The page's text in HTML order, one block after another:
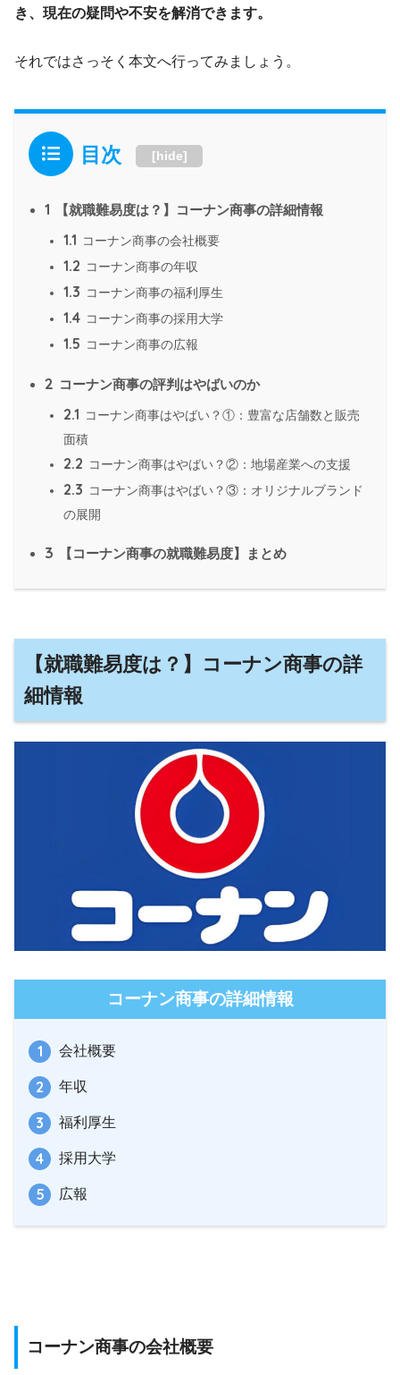
き、現在の疑問や不安を解消できます。
それではさっそく本文へ行ってみましょう。
目次 [hide]
1 【就職難易度は？】コーナン商事の詳細情報
1.1 コーナン商事の会社概要
1.2 コーナン商事の年収
1.3 コーナン商事の福利厚生
1.4 コーナン商事の採用大学
1.5 コーナン商事の広報
2 コーナン商事の評判はやばいのか
2.1 コーナン商事はやばい？①：豊富な店舗数と販売
面積
2.2 コーナン商事はやばい？②：地場産業への支援
2.3 コーナン商事はやばい？③：オリジナルブランド
の展開
3 【コーナン商事の就職難易度】まとめ
【就職難易度は？】コーナン商事の詳
細情報
コーナン商事の詳細情報
会社概要
年収
福利厚生
採用大学
広報
コーナン商事の会社概要